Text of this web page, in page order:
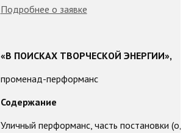
Подробнее о заявке
«В ПОИСКАХ ТВОРЧЕСКОЙ ЭНЕРГИИ»,
променад-перформанс
Содержание
Уличный перформанс, часть постановки